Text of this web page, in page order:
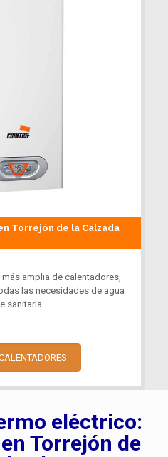
Torrejón de la Calzada
amplia de calentadores,
las necesidades de agua
sanitaria.
eléctrico:
Torrejón de